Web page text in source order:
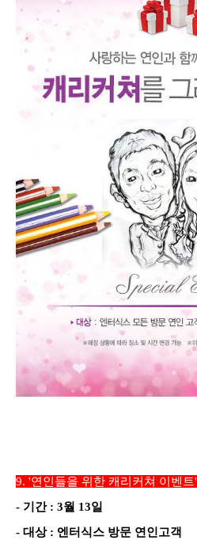
9. '연인들을 위한 캐리커쳐 이벤트'
- 기간: 3월 13일
- 대상: 엔터식스 방문 연인고객